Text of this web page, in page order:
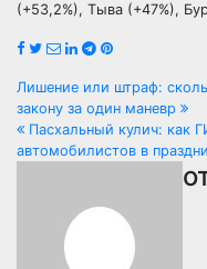
(+53,2%), Тыва (+47%),
Навигация
по
Лишение или штраф:
закону за один маневр
Пасхальный кулич: как
автомобилистов в